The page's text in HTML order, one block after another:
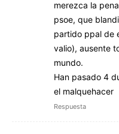
merezca la
psoe, que
partido ppal de
valio), ausente
mundo.
Han pasado 4
el malquehacer
Respuesta